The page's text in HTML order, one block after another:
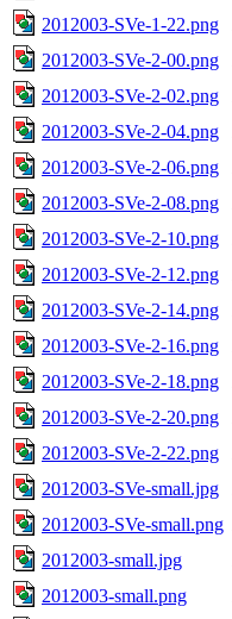
2012003-SVe-1-22.png
2012003-SVe-2-00.png
2012003-SVe-2-02.png
2012003-SVe-2-04.png
2012003-SVe-2-06.png
2012003-SVe-2-08.png
2012003-SVe-2-10.png
2012003-SVe-2-12.png
2012003-SVe-2-14.png
2012003-SVe-2-16.png
2012003-SVe-2-18.png
2012003-SVe-2-20.png
2012003-SVe-2-22.png
2012003-SVe-small.jpg
2012003-SVe-small.png
2012003-small.jpg
2012003-small.png